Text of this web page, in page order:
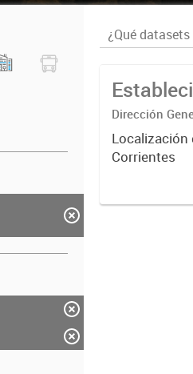
Dirección
Localización
Corrientes